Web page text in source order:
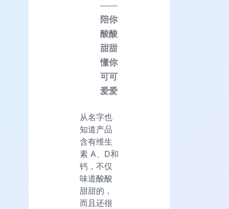
——
陪你
酸酸
甜甜
懂你
可可
爱爱
从名字也
知道产品
含有维生
素 A、D和
钙，不仅
味道酸酸
甜甜的，
而且还很